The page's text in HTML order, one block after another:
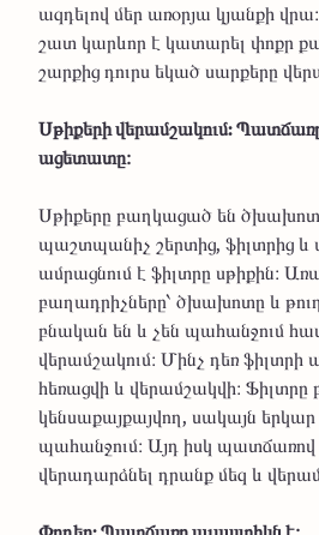
ազդելով մեր առօրյա կյանքի
շատ կարևոր է կատարել փոքր
շարքից դուրս եկած սարքերը
Սթիքերի վերամշակում:
ացետատը։
Սթիքերը բաղկացած են
պաշտպանիչ շերտից, ֆիլտրից
ամրացնում է ֆիլտրը սթիքին։
բաղադրիչները՝ ծխախոտը և
բնական են և չեն պահանջում
վերամշակում։ Մինչ դեռ
հեռացվի և վերամշակվի։
կենսաքայքայվող, սակայն
պահանջում։ Այդ իսկ պատճառով
վերադարձնել դրանք մեզ և